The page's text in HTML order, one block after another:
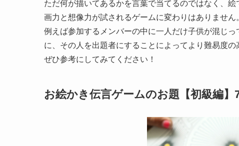
ただ何が描いてあるかを言葉で当てるのではなく、
画力と想像力が試されるゲームに変わりはありません
例えば参加するメンバーの中に一人だけ子供が混じ
に、その人を出題者にすることによってより難易度の
ぜひ参考にしてみてください！
お絵かき伝言ゲームのお題【初級編】7